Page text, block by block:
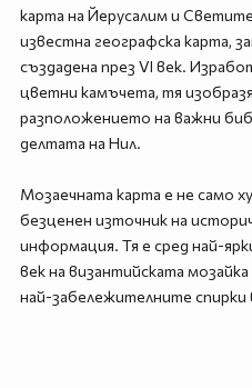
карта на Йерусалим и
известна географска карта,
създадена през VI век.
цветни камъчета, тя
разположението на важни
делтата на Нил.
Мозаечната карта е не само
безценен източник на
информация. Тя е сред най-
век на византийската
най-забележителните спирки